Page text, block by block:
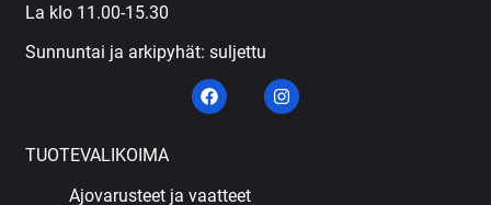
La klo 11.00-15.30
Sunnuntai ja arkipyhät: suljettu
TUOTEVALIKOIMA
Ajovarusteet ja vaatteet